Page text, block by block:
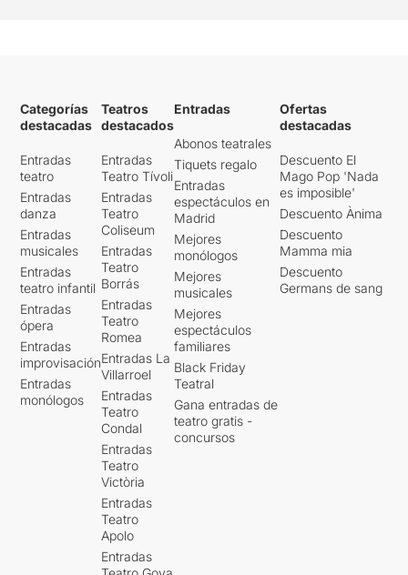
Categorías
destacadas
Entradas
teatro
Entradas
danza
Entradas
musicales
Entradas
teatro infantil
Entradas
ópera
Entradas
improvisación
Entradas
monólogos
Teatros
destacados
Entradas
Teatro Tívoli
Entradas
Teatro
Coliseum
Entradas
Teatro
Borrás
Entradas
Teatro
Romea
Entradas La
Villarroel
Entradas
Teatro
Condal
Entradas
Teatro
Victòria
Entradas
Teatro
Apolo
Entradas
Entradas
Abonos teatrales
Tiquets regalo
Entradas
espectáculos en
Madrid
Mejores
monólogos
Mejores
musicales
Mejores
espectáculos
familiares
Black Friday
Teatral
Gana entradas de
teatro gratis -
concursos
Ofertas
destacadas
Descuento El
Mago Pop 'Nada
es imposible'
Descuento Ànima
Descuento
Mamma mia
Descuento
Germans de sang